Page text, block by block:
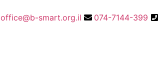
074-7144-399
office@b-smart.org.il